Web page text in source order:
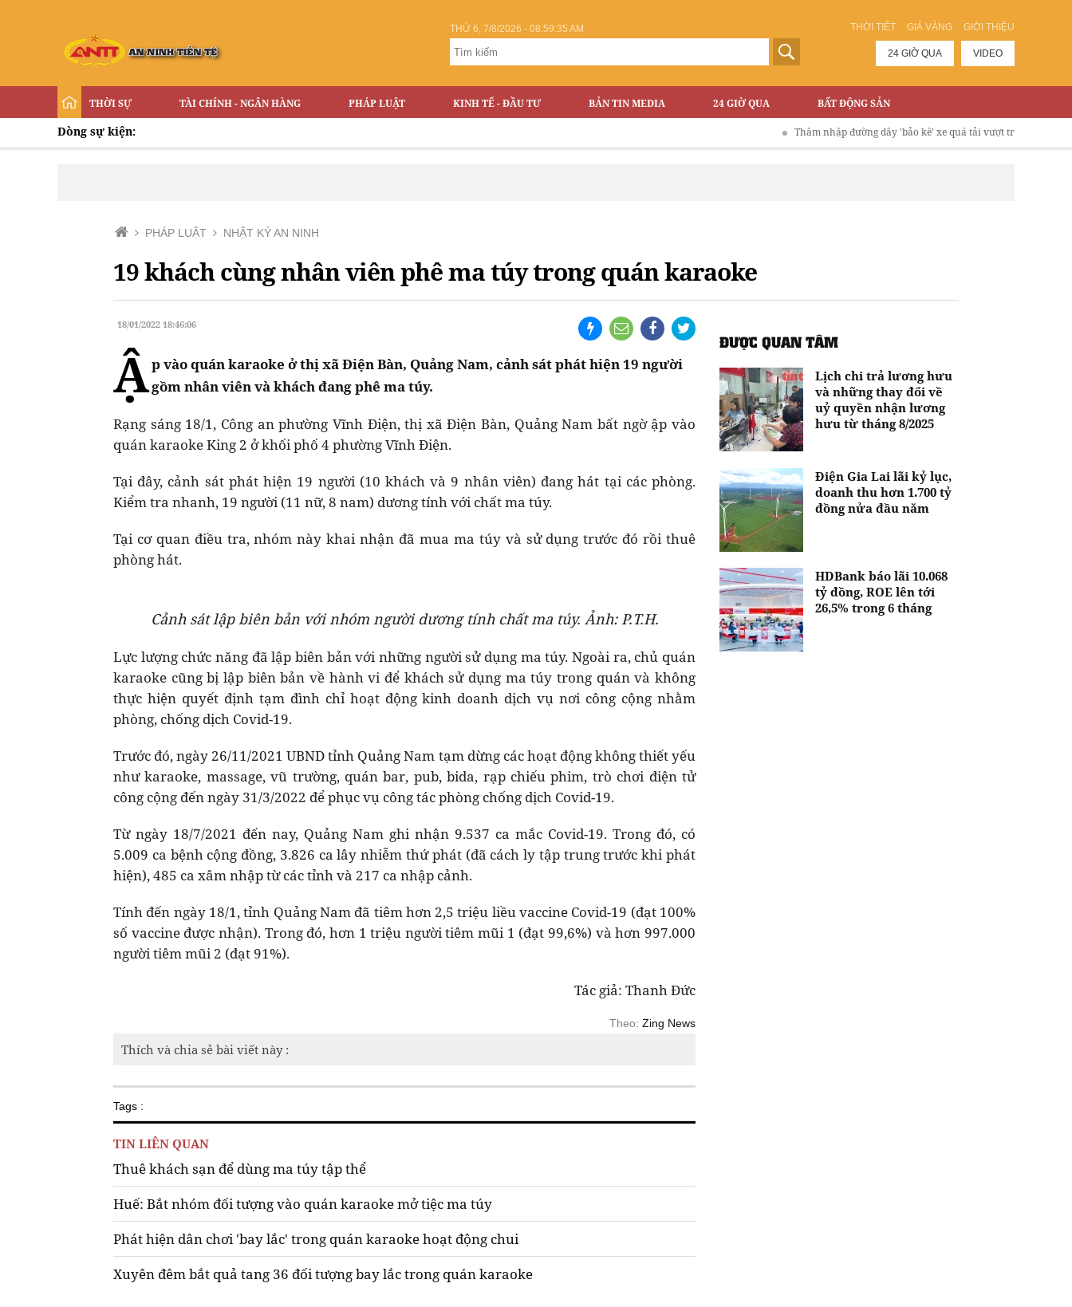
THỜI TIẾT GIÁ VÀNG GIỚI THIỆU
THỨ 6, 7/8/2026 - 08:59:35 AM
24 GIỜ QUA VIDEO
THỜI SỰ TÀI CHÍNH - NGÂN HÀNG PHÁP LUẬT KINH TẾ - ĐẦU TƯ BẢN TIN MEDIA 24 GIỜ QUA BẤT ĐỘNG SẢN
Dòng sự kiện: Thâm nhập đường dây 'bảo kê' xe quá tải vượt trạm phí Cao tốc Hà
PHÁP LUẬT NHẬT KÝ AN NINH
19 khách cùng nhân viên phê ma túy trong quán karaoke
18/01/2022 18:46:06
Ập vào quán karaoke ở thị xã Điện Bàn, Quảng Nam, cảnh sát phát hiện 19 người
gồm nhân viên và khách đang phê ma túy.
Rạng sáng 18/1, Công an phường Vĩnh Điện, thị xã Điện Bàn, Quảng Nam bất ngờ ập vào
quán karaoke King 2 ở khối phố 4 phường Vĩnh Điện.
Tại đây, cảnh sát phát hiện 19 người (10 khách và 9 nhân viên) đang hát tại các phòng.
Kiểm tra nhanh, 19 người (11 nữ, 8 nam) dương tính với chất ma túy.
Tại cơ quan điều tra, nhóm này khai nhận đã mua ma túy và sử dụng trước đó rồi thuê
phòng hát.
Cảnh sát lập biên bản với nhóm người dương tính chất ma túy. Ảnh: P.T.H.
Lực lượng chức năng đã lập biên bản với những người sử dụng ma túy. Ngoài ra, chủ quán
karaoke cũng bị lập biên bản về hành vi để khách sử dụng ma túy trong quán và không
thực hiện quyết định tạm đình chỉ hoạt động kinh doanh dịch vụ nơi công cộng nhằm
phòng, chống dịch Covid-19.
Trước đó, ngày 26/11/2021 UBND tỉnh Quảng Nam tạm dừng các hoạt động không thiết yếu
như karaoke, massage, vũ trường, quán bar, pub, bida, rạp chiếu phim, trò chơi điện tử
công cộng đến ngày 31/3/2022 để phục vụ công tác phòng chống dịch Covid-19.
Từ ngày 18/7/2021 đến nay, Quảng Nam ghi nhận 9.537 ca mắc Covid-19. Trong đó, có
5.009 ca bệnh cộng đồng, 3.826 ca lây nhiễm thứ phát (đã cách ly tập trung trước khi phát
hiện), 485 ca xâm nhập từ các tỉnh và 217 ca nhập cảnh.
Tính đến ngày 18/1, tỉnh Quảng Nam đã tiêm hơn 2,5 triệu liều vaccine Covid-19 (đạt 100%
số vaccine được nhận). Trong đó, hơn 1 triệu người tiêm mũi 1 (đạt 99,6%) và hơn 997.000
người tiêm mũi 2 (đạt 91%).
Tác giả: Thanh Đức
Theo: Zing News
Thích và chia sẻ bài viết này :
Tags :
TIN LIÊN QUAN
Thuê khách sạn để dùng ma túy tập thể
Huế: Bắt nhóm đối tượng vào quán karaoke mở tiệc ma túy
Phát hiện dân chơi 'bay lắc' trong quán karaoke hoạt động chui
Xuyên đêm bắt quả tang 36 đối tượng bay lắc trong quán karaoke
ĐƯỢC QUAN TÂM
Lịch chi trả lương hưu
và những thay đổi về
uỷ quyền nhận lương
hưu từ tháng 8/2025
Điện Gia Lai lãi kỷ lục,
doanh thu hơn 1.700 tỷ
đồng nửa đầu năm
HDBank báo lãi 10.068
tỷ đồng, ROE lên tới
26,5% trong 6 tháng